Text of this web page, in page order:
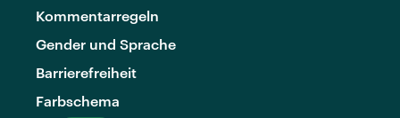
Kommentarregeln
Gender und Sprache
Barrierefreiheit
Farbschema